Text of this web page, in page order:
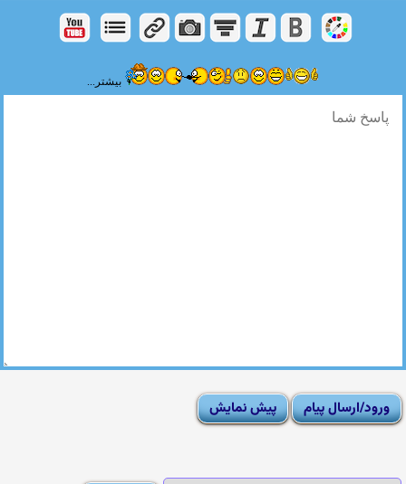
بیشتر...